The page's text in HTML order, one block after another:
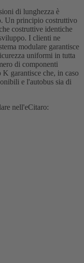
di lunghezza è
Un principio costruttivo
costruttive identiche
I clienti ne
modulare garantisce
uniformi in tutta
di componenti
garantisce che, in caso
e l'autobus sia di
nell'eCitaro: